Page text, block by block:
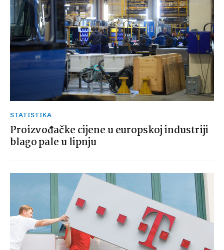
STATISTIKA
Proizvođačke cijene u europskoj industriji
blago pale u lipnju